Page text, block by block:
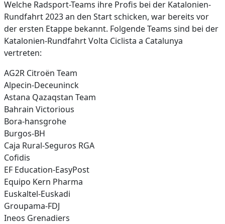
Welche Radsport-Teams ihre Profis bei der Katalonien-
Rundfahrt 2023 an den Start schicken, war bereits vor
der ersten Etappe bekannt. Folgende Teams sind bei der
Katalonien-Rundfahrt Volta Ciclista a Catalunya
vertreten:
AG2R Citroën Team
Alpecin-Deceuninck
Astana Qazaqstan Team
Bahrain Victorious
Bora-hansgrohe
Burgos-BH
Caja Rural-Seguros RGA
Cofidis
EF Education-EasyPost
Equipo Kern Pharma
Euskaltel-Euskadi
Groupama-FDJ
Ineos Grenadiers